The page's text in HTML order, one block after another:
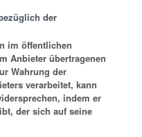
der
im öffentlichen
Anbieter übertragenen
Wahrung der
verarbeitet, kann
indem er
der sich auf seine